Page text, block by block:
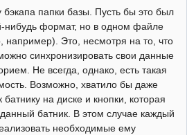
бэкапа папки базы. Пусть бы это был
нибудь формат, но в одном файле
например). Это, несмотря на то, что
синхронизировать свои данные
Не всегда, однако, есть такая
Возможно, хватило бы даже
батнику на диске и кнопки, которая
батник. В этом случае каждый
необходимые ему